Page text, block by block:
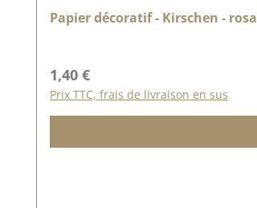
Papier décoratif - Kirschen - rosa
Prix régulier :
1,40 €
Prix TTC, frais de livraison en sus